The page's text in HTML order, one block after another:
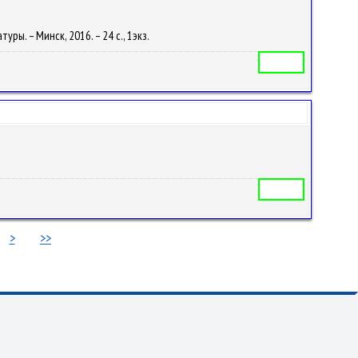
– Минск, 2016. – 24 с., 1экз.
> >>